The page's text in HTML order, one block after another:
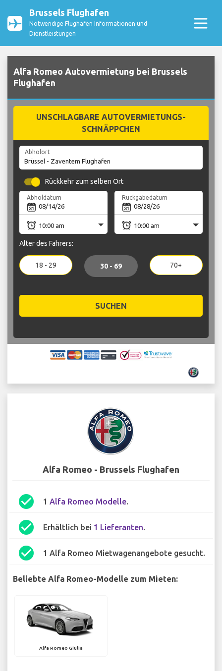
Brussels Flughafen
Notwendige Flughafen Informationen und
Dienstleistungen
Alfa Romeo Autovermietung bei Brussels
Flughafen
UNSCHLAGBARE AUTOVERMIETUNGS-
SCHNÄPPCHEN
Abholort
Rückkehr zum selben Ort
Abholdatum Rückgabedatum
Alter des Fahrers:
18 - 29 30 - 69 70+
SUCHEN
Alfa Romeo - Brussels Flughafen
check_circle 1 Alfa Romeo Modelle.
check_circle Erhältlich bei 1 Lieferanten.
check_circle 1 Alfa Romeo Mietwagenangebote gesucht.
Beliebte Alfa Romeo-Modelle zum Mieten:
Alfa Romeo Giulia